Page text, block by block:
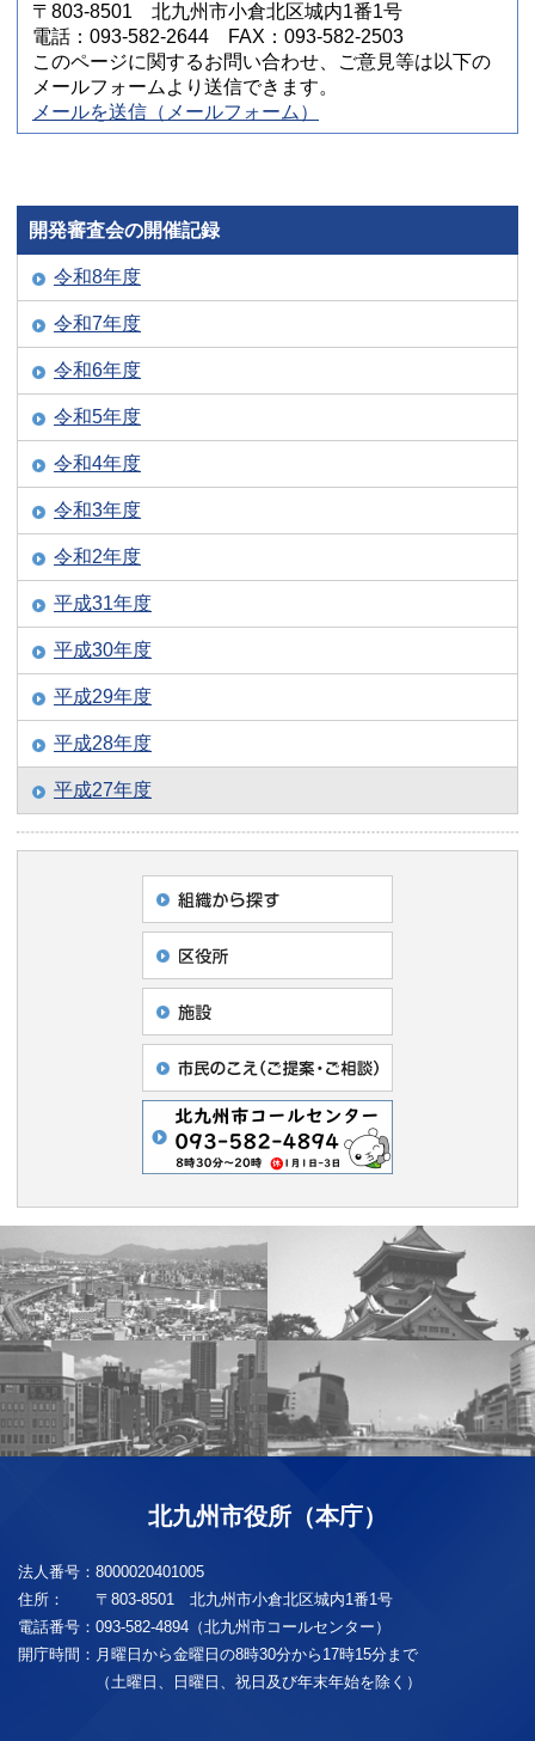
〒803-8501 北九州市小倉北区城内1番1号
電話：093-582-2644 FAX：093-582-2503
このページに関するお問い合わせ、ご意見等は以下の
メールフォームより送信できます。
メールを送信（メールフォーム）
開発審査会の開催記録
令和8年度
令和7年度
令和6年度
令和5年度
令和4年度
令和3年度
令和2年度
平成31年度
平成30年度
平成29年度
平成28年度
平成27年度
北九州市役所（本庁）
法人番号： 8000020401005
住所：
〒803-8501 北九州市小倉北区城内1番1号
電話番号： 093-582-4894（北九州市コールセンター）
開庁時間： 月曜日から金曜日の8時30分から17時15分まで
（土曜日、日曜日、祝日及び年末年始を除く）